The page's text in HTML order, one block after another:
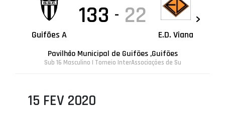
Guifões A
133 - 22
E.D. Viana
Pavilhão Municipal de Guifões ,Guifões
Sub 16 Masculino | Torneio InterAssociações de Su
15 FEV 2020